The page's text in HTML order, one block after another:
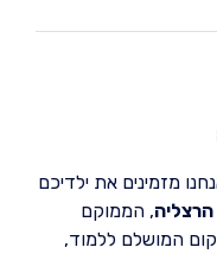
מזמינים את ילדיכם
הרצליה, הממוקם
הזמיר 7), הוא המקום המושלם ללמוד,